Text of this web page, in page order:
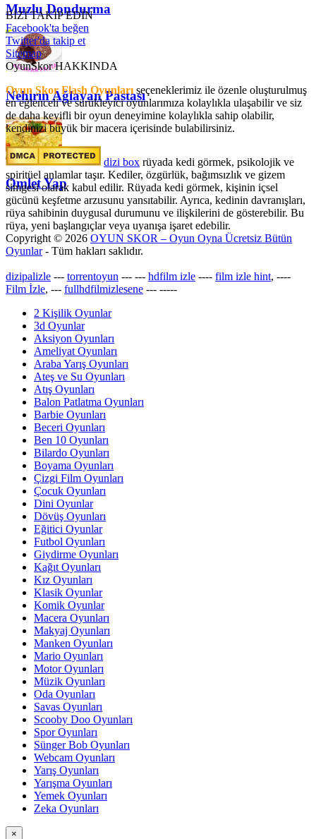
Muzlu Dondurma
Nehirin Ağlayan Pastası
Omlet Yap
BİZİ TAKİP EDİN
Facebook'ta beğen
Twitter'da takip et
Sitemap
OyunSkor HAKKINDA
Oyun Skor Flash Oyunları seçeneklerimiz ile özenle oluşturulmuş
en eğlenceli ve sürükleyici oyunlarımıza kolaylıkla ulaşabilir ve siz
de daha keyifli bir oyun deneyimine kolaylıkla sahip olabilir,
kendinizi büyük bir macera içerisinde bulabilirsiniz.
dizi box rüyada kedi görmek​, psikolojik ve
spiritüel anlamlar taşır. Kediler, özgürlük, bağımsızlık ve gizem
simgesi olarak kabul edilir. Rüyada kedi görmek, kişinin içsel
gücünü keşfetme arzusunu yansıtabilir. Ayrıca, kedinin davranışları,
rüya sahibinin duygusal durumunu ve ilişkilerini de gösterebilir. Bu
rüya, yeni başlangıçlar veya uyanışa işaret edebilir.
Copyright © 2026 OYUN SKOR – Oyun Oyna Ücretsiz Bütün
Oyunlar- Tüm hakları saklıdır.
dizipalizle --- torrentoyun --- --- hdfilm izle ---- film izle hint, ----
Film İzle, --- fullhdfilmizlesene --- -----
2 Kişilik Oyunlar
3d Oyunlar
Aksiyon Oyunları
Ameliyat Oyunları
Araba Yarış Oyunları
Ateş ve Su Oyunları
Atış Oyunları
Balon Patlatma Oyunları
Barbie Oyunları
Beceri Oyunları
Ben 10 Oyunları
Bilardo Oyunları
Boyama Oyunları
Çizgi Film Oyunları
Çocuk Oyunları
Dini Oyunlar
Dövüş Oyunları
Eğitici Oyunlar
Futbol Oyunları
Giydirme Oyunları
Kağıt Oyunları
Kız Oyunları
Klasik Oyunlar
Komik Oyunlar
Macera Oyunları
Makyaj Oyunları
Manken Oyunları
Mario Oyunları
Motor Oyunları
Müzik Oyunları
Oda Oyunları
Savas Oyunları
Scooby Doo Oyunları
Spor Oyunları
Sünger Bob Oyunları
Webcam Oyunları
Yarış Oyunları
Yarışma Oyunları
Yemek Oyunları
Zeka Oyunları
×